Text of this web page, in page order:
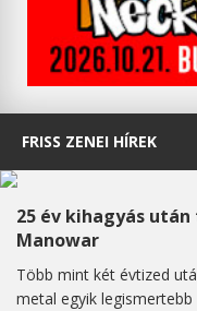
FRISS ZENEI HÍREK
25 év kihagyás
Manowar
Több mint két évtized
metal egyik